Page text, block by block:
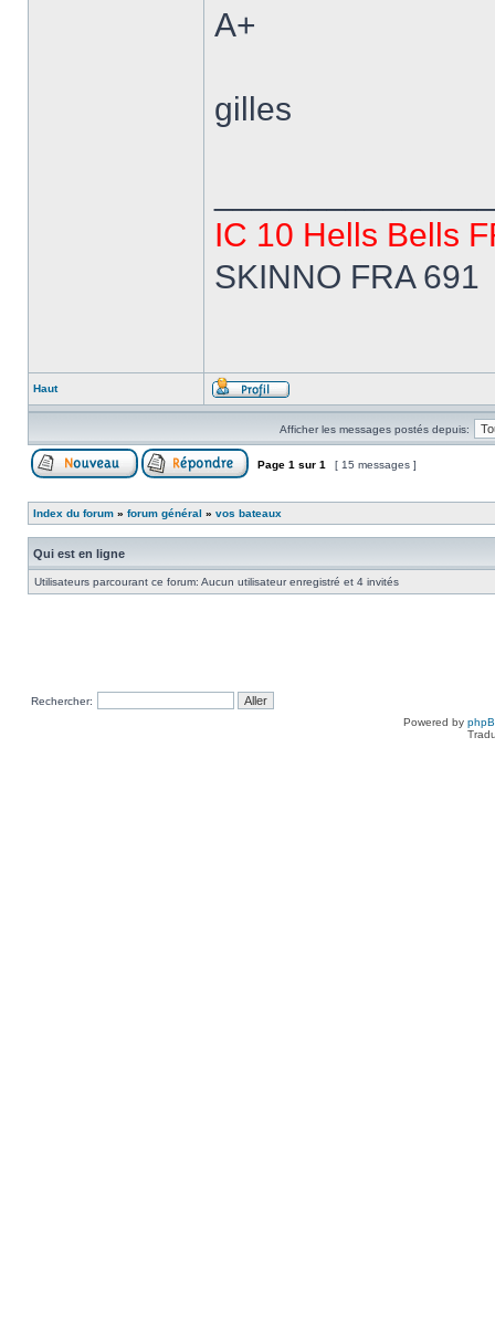
A+
gilles
IC 10 Hells Bells
SKINNO FRA 691
Haut
Afficher les messages postés depuis:
Page 1 sur 1 [ 15 messages ]
Index du forum » forum général » vos bateaux
Qui est en ligne
Utilisateurs parcourant ce forum: Aucun utilisateur enregistré et 4 invités
Rechercher:
Powered by